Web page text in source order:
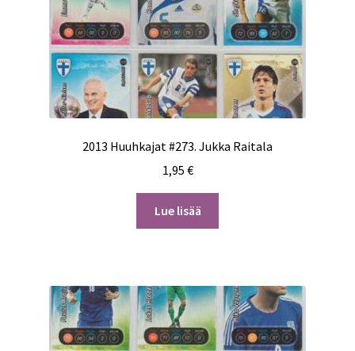
2013 Huuhkajat #273. Jukka Raitala
1,95 €
Lue lisää